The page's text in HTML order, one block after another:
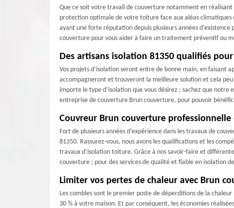
Que ce soit votre travail de couverture notamment en
protection optimale de votre toiture face aux aléas climatiques
ayant une forte réputation depuis plusieurs années
couverture pour vous aider à faire un traitement préventif ou
Des artisans isolation 81350 qualifiés
Vos projets d’isolation seront entre de bonne main, en faisant
accompagneront et trouveront la meilleure solution et cela
importe le type d’isolation que vous désirez ; sachez que
entreprise de couverture Brun couverture, pour pouvoir
Couvreur Brun couverture
Fort de plusieurs années d’expérience dans les travaux de
81350. Rassurez-vous, nous avons les qualifications et les
travaux d’isolation toiture. Grâce à nos savoir-faire et
couverture ; pour des services de qualité et fiable en isolation
Limiter vos pertes de chaleur avec Brun
Les combles sont le premier poste de déperditions de la
30 % à votre maison. Et par conséquent, les économies